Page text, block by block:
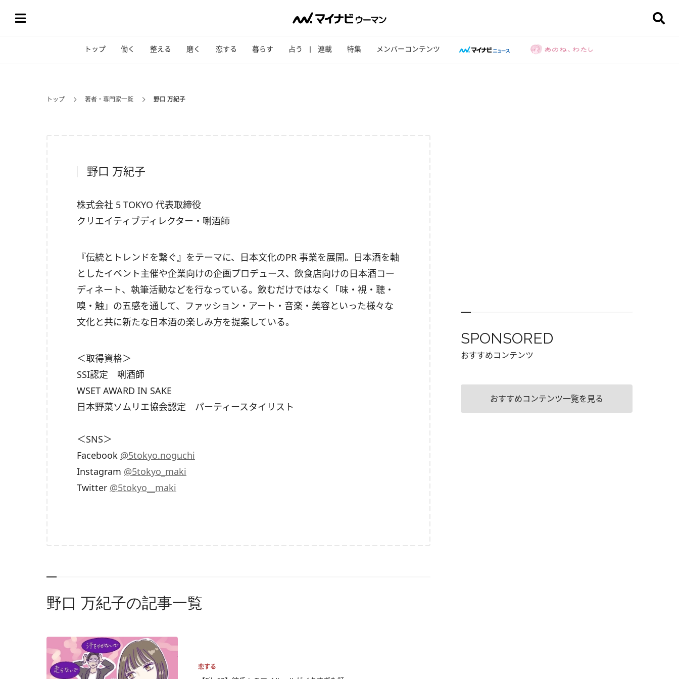
トップ 働く 整える 磨く 恋する 暮らす 占う 連載 特集 メンバーコンテンツ
トップ 著者・専門家一覧 野口 万紀子
野口 万紀子
株式会社 5 TOKYO 代表取締役
クリエイティブディレクター・唎酒師
『伝統とトレンドを繋ぐ』をテーマに、日本文化のPR 事業を展開。日本酒を軸
としたイベント主催や企業向けの企画プロデュース、飲食店向けの日本酒コー
ディネート、執筆活動などを行なっている。飲むだけではなく「味・視・聴・
嗅・触」の五感を通して、ファッション・アート・音楽・美容といった様々な
文化と共に新たな日本酒の楽しみ方を提案している。
＜取得資格＞
SSI認定 唎酒師
WSET AWARD IN SAKE
日本野菜ソムリエ協会認定 パーティースタイリスト
＜SNS＞
Facebook @5tokyo.noguchi
Instagram @5tokyo_maki
Twitter @5tokyo__maki
野口 万紀子の記事一覧
恋する
SPONSORED
おすすめコンテンツ
おすすめコンテンツ一覧を見る